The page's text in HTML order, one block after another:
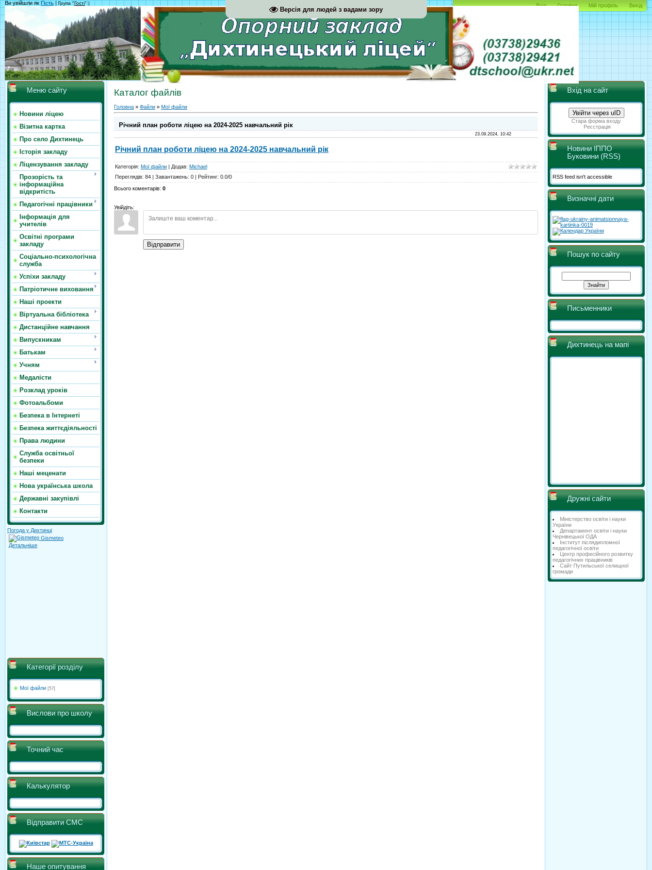
Версія для людей з вадами зору
Вхід Головна Мій профіль Вихід
Ви увійшли як Гість | Група "Гості" |
Меню сайту
Новини ліцею
Візитна картка
Про село Дихтинець
Історія закладу
Ліцензування закладу
Прозорість та
інформаційна
відкритість
Педагогічні працівники
Інформація для
учителів
Освітні програми
закладу
Соціально-психологічна
служба
Успіхи закладу
Патріотичне виховання
Наші проекти
Віртуальна бібліотека
Дистанційне навчання
Випускникам
Батькам
Учням
Медалісти
Розклад уроків
Фотоальбоми
Безпека в Інтернеті
Безпека життєдіяльності
Права людини
Служба освітньої
безпеки
Наші меценати
Нова українська школа
Державні закупівлі
Контакти
Погода у Дихтинці
Gismeteo
Детальніше
Категорії розділу
Мої файли [57]
Вислови про школу
Точний час
Калькулятор
Відправити СМС
Наше опитування
Каталог файлів
Головна » Файли » Мої файли
Річний план роботи ліцею на 2024-2025 навчальний рік
23.09.2024, 10:42
Річний план роботи ліцею на 2024-2025 навчальний рік
Категорія: Мої файли | Додав: Michael
Переглядів: 84 | Завантажень: 0 | Рейтинг: 0.0/0
Всього коментарів: 0
Увійдіть:
Відправити
Вхід на сайт
Увійти через uID
Стара форма входу
Реєстрація
Новини ІППО
Буковини (RSS)
RSS feed isn't accessible
Визначні дати
Пошук по сайту
Письменники
Дихтинець на мапі
Дружні сайти
Міністерство освіти і науки
України
Департамент освіти і науки
Чернівецької ОДА
Інститут післядипломної
педагогічної освіти
Центр професійного розвитку
педагогічних працівників
Сайт Путильської селищної
громади